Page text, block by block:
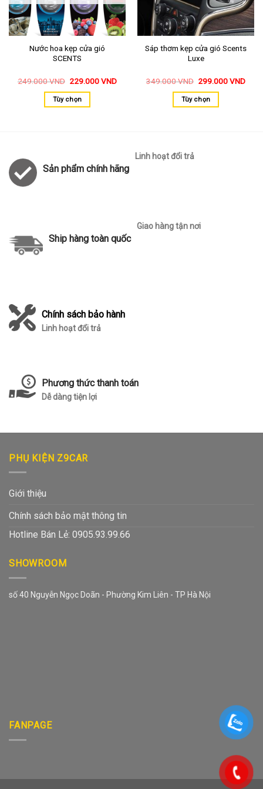
Nước hoa kẹp cửa gió
SCENTS
249.000VND 229.000VND
Tùy chọn
Sáp thơm kẹp cửa gió Scents
Luxe
349.000VND 299.000VND
Tùy chọn
Sản phẩm chính hãng
Linh hoạt đổi trả
Ship hàng toàn quốc
Giao hàng tận nơi
Chính sách bảo hành
Linh hoạt đổi trả
Phương thức thanh toán
Dễ dàng tiện lợi
PHỤ KIỆN Z9CAR
Giới thiệu
Chính sách bảo mật thông tin
Hotline Bán Lẻ: 0905.93.99.66
SHOWROOM
số 40 Nguyễn Ngọc Doãn - Phường Kim Liên - TP Hà Nội
FANPAGE